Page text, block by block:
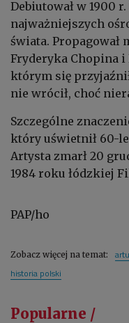
Debiutował w 1900
najważniejszych
świata. Propagował
Fryderyka Chopina i
którym się
nie wrócił, choć
Szczególne
który uświetnił 60-
Artysta zmarł 20
1984 roku łódzkiej
PAP/ho
Zobacz więcej na temat:
historia polski
Popularne /